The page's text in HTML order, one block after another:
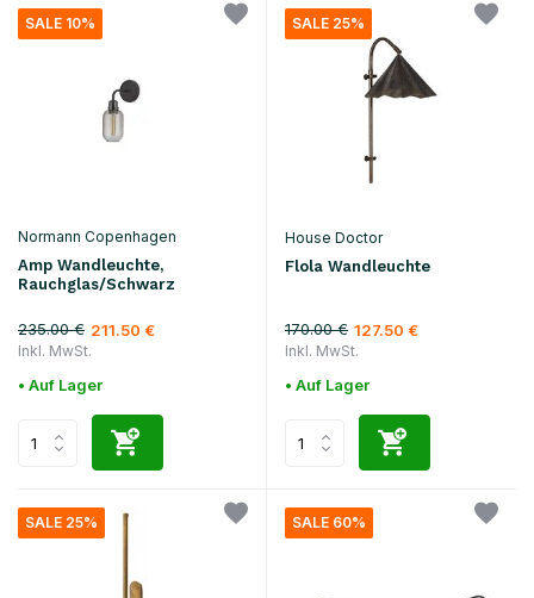
SALE 10%
Normann Copenhagen
Amp Wandleuchte,
Rauchglas/Schwarz
235.00 € 211.50 €
Inkl. MwSt.
• Auf Lager
SALE 25%
House Doctor
Flola Wandleuchte
170.00 € 127.50 €
Inkl. MwSt.
• Auf Lager
SALE 25% SALE 60%